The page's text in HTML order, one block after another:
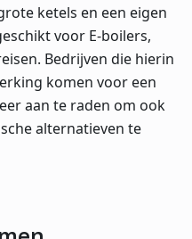
ketels en een eigen
voor E-boilers,
Bedrijven die hierin
komen voor een
aan te raden om ook
alternatieven te